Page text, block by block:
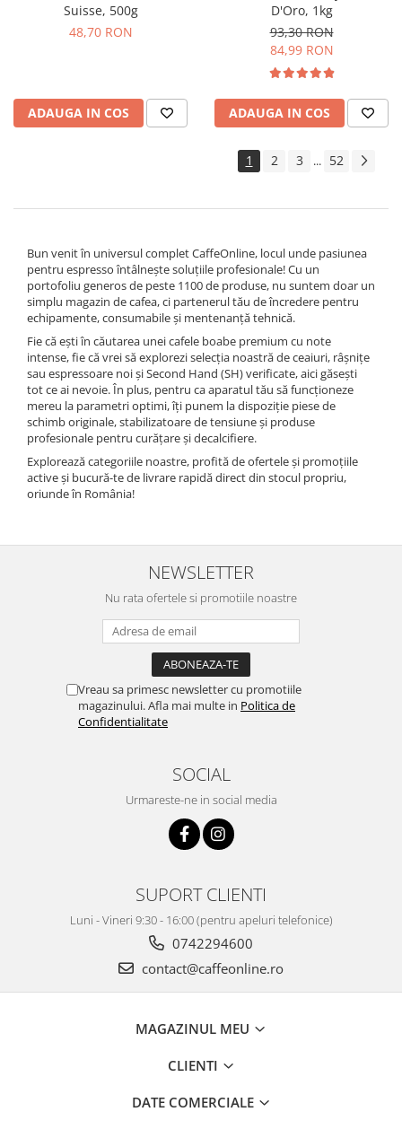
Suisse, 500g
48,70 RON
ADAUGA IN COS
D'Oro, 1kg
93,30 RON
84,99 RON
ADAUGA IN COS
1 2 3 ... 52
Bun venit în universul complet CaffeOnline, locul unde pasiunea
pentru espresso întâlnește soluțiile profesionale! Cu un
portofoliu generos de peste 1100 de produse, nu suntem doar un
simplu magazin de cafea, ci partenerul tău de încredere pentru
echipamente, consumabile și mentenanță tehnică.
Fie că ești în căutarea unei cafele boabe premium cu note
intense, fie că vrei să explorezi selecția noastră de ceaiuri, râșnițe
sau espressoare noi și Second Hand (SH) verificate, aici găsești
tot ce ai nevoie. În plus, pentru ca aparatul tău să funcționeze
mereu la parametri optimi, îți punem la dispoziție piese de
schimb originale, stabilizatoare de tensiune și produse
profesionale pentru curățare și decalcifiere.
Explorează categoriile noastre, profită de ofertele și promoțiile
active și bucură-te de livrare rapidă direct din stocul propriu,
oriunde în România!
NEWSLETTER
Nu rata ofertele si promotiile noastre
Vreau sa primesc newsletter cu promotiile
magazinului. Afla mai multe in Politica de
Confidentialitate
SOCIAL
Urmareste-ne in social media
SUPORT CLIENTI
Luni - Vineri 9:30 - 16:00 (pentru apeluri telefonice)
0742294600
contact@caffeonline.ro
MAGAZINUL MEU
CLIENTI
DATE COMERCIALE